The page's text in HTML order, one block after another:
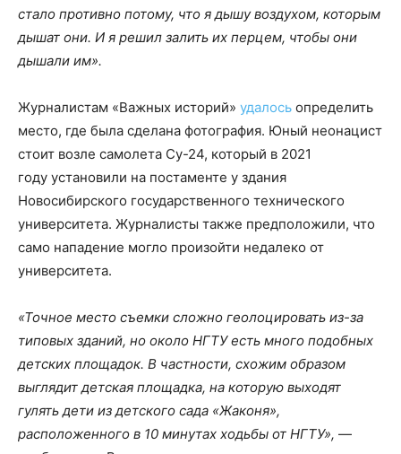
стало противно потому, что я дышу воздухом, которым
дышат они. И я решил залить их перцем, чтобы они
дышали им».
Журналистам «Важных историй» удалось определить
место, где была сделана фотография. Юный неонацист
стоит возле самолета Су-24, который в 2021
году установили на постаменте у здания
Новосибирского государственного технического
университета. Журналисты также предположили, что
само нападение могло произойти недалеко от
университета.
«Точное место съемки сложно геолоцировать из-за
типовых зданий, но около НГТУ есть много подобных
детских площадок. В частности, схожим образом
выглядит детская площадка, на которую выходят
гулять дети из детского сада «Жаконя»,
расположенного в 10 минутах ходьбы от НГТУ», —